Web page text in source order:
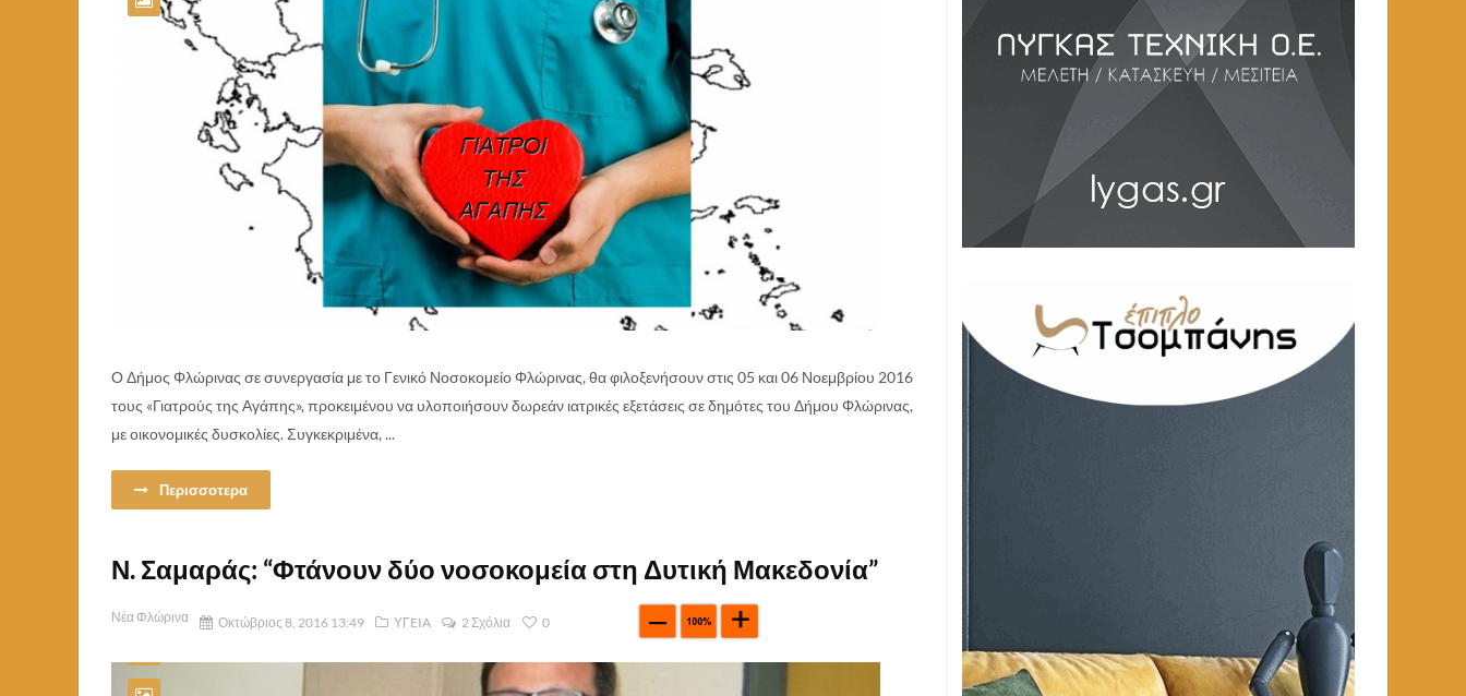
Ο Δήμος Φλώρινας σε συνεργασία με το Γενικό Νοσοκομείο Φλώρινας, θα φιλοξενήσουν στις 05 και 06 Νοεμβρίου 2016
τους «Γιατρούς της Αγάπης», προκειμένου να υλοποιήσουν δωρεάν ιατρικές εξετάσεις σε δημότες του Δήμου Φλώρινας,
με οικονομικές δυσκολίες. Συγκεκριμένα, ...
Περισσοτερα
Ν. Σαμαράς: “Φτάνουν δύο νοσοκομεία στη Δυτική Μακεδονία”
Νέα Φλώρινα Οκτώβριος 8, 2016 13:49 ΥΓEIA 2 Σχόλια 0